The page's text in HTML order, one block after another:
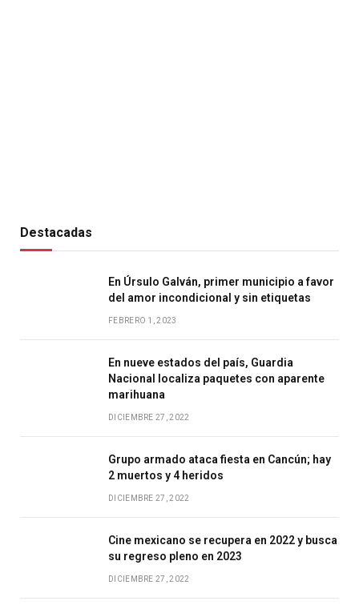
Destacadas
En Úrsulo Galván, primer municipio a favor
del amor incondicional y sin etiquetas
FEBRERO 1, 2023
En nueve estados del país, Guardia
Nacional localiza paquetes con aparente
marihuana
DICIEMBRE 27, 2022
Grupo armado ataca fiesta en Cancún; hay
2 muertos y 4 heridos
DICIEMBRE 27, 2022
Cine mexicano se recupera en 2022 y busca
su regreso pleno en 2023
DICIEMBRE 27, 2022